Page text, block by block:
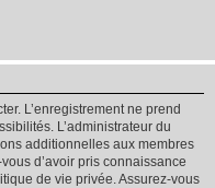
L’enregistrement ne prend
L’administrateur du
additionnelles aux membres
d’avoir pris connaissance
de vie privée. Assurez-vous